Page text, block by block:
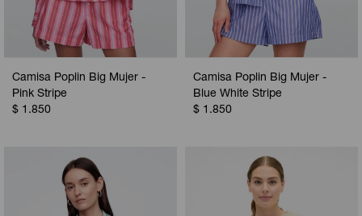
Camisa Poplin Big Mujer -
Pink Stripe
$ 1.850
Camisa Poplin Big Mujer -
Blue White Stripe
$ 1.850